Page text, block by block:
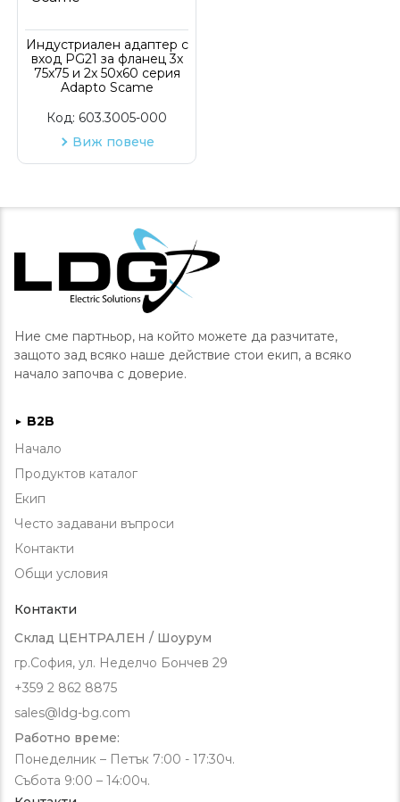
Индустриален адаптер с
вход PG21 за фланец 3x
75x75 и 2x 50x60 серия
Adapto Scame
Код: 603.3005-000
Виж повече
Ние сме партньор, на който можете да разчитате,
защото зад всяко наше действие стои екип, а всяко
начало започва с доверие.
► B2B
Начало
Продуктов каталог
Екип
Често задавани въпроси
Контакти
Общи условия
Контакти
Склад ЦЕНТРАЛЕН / Шоурум
гр.София, ул. Неделчо Бончев 29
+359 2 862 8875
sales@ldg-bg.com
Работно време:
Понеделник – Петък 7:00 - 17:30ч.
Събота 9:00 – 14:00ч.